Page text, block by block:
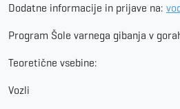
Dodatne informacije in prijave na:
Program Šole varnega gibanja v
Teoretične vsebine:
Vozli